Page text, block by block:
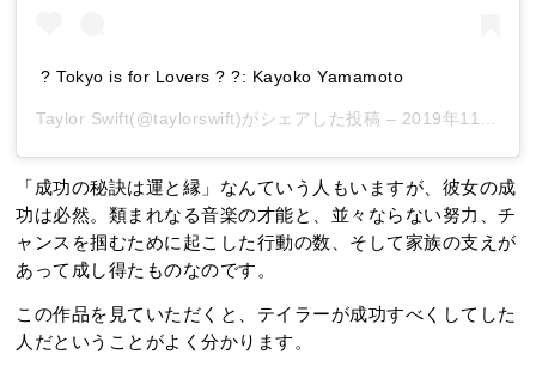
? Tokyo is for Lovers ? ?: Kayoko Yamamoto
Taylor Swift(@taylorswift)がシェアした投稿 – 2019年11月月6日午後4時20分PST
「成功の秘訣は運と縁」なんていう人もいますが、彼女の成
功は必然。類まれなる音楽の才能と、並々ならない努力、チ
ャンスを掴むために起こした行動の数、そして家族の支えが
あって成し得たものなのです。
この作品を見ていただくと、テイラーが成功すべくしてした
人だということがよく分かります。